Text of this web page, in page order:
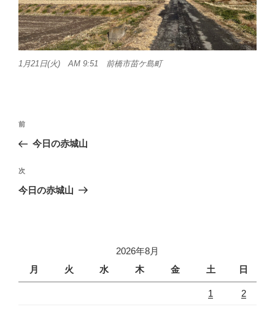
1月21日(火) AM 9:51 前橋市苗ケ島町
投
ナ
ビ
ゲ
前
の
稿
前
今日の赤城山
次
の
次
今日の赤城山
2026年8月
月
火 水 木 金 土 日
1 2